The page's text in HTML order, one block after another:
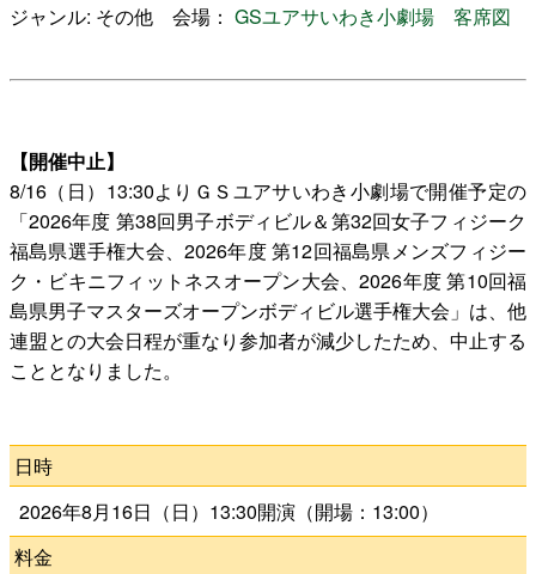
いわきアリオスとは
施設を使いたい
公演をみたい
ニュースリリース
スケジュール
アクセシビリティ
ジャンル: その他 会場： GSユアサいわき小劇場 客席図
【開催中止】
8/16（日）13:30よりＧＳユアサいわき小劇場で開催予定の
「2026年度 第38回男子ボディビル＆第32回女子フィジーク
福島県選手権大会、2026年度 第12回福島県メンズフィジー
ク・ビキニフィットネスオープン大会、2026年度 第10回福
島県男子マスターズオープンボディビル選手権大会」は、他
連盟との大会日程が重なり参加者が減少したため、中止する
こととなりました。
日時
2026年8月16日（日）13:30開演（開場：13:00）
料金